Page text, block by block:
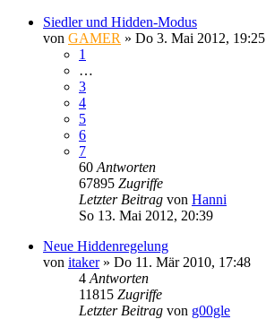
Siedler und Hidden-Modus
von GAMER » Do 3. Mai 2012, 19:25
1
…
3
4
5
6
7
60 Antworten
67895 Zugriffe
Letzter Beitrag von Hanni
So 13. Mai 2012, 20:39
Neue Hiddenregelung
von itaker» Do 11. Mär 2010, 17:48
4 Antworten
11815 Zugriffe
Letzter Beitrag von g00gle